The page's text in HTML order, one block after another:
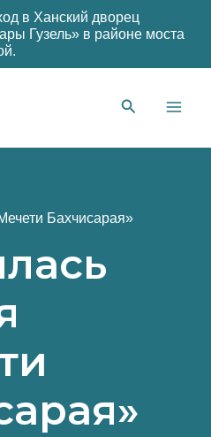
в Ханский дворец
Гузель» в районе моста
Бахчисарая»